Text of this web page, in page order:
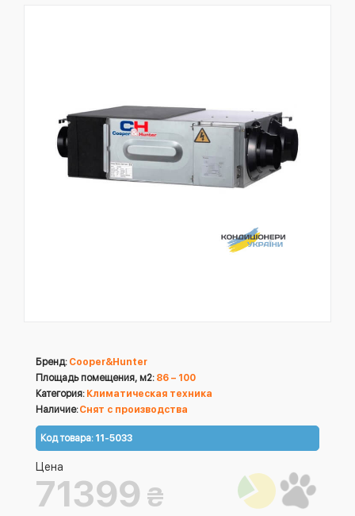
Бренд: Cooper&Hunter
Площадь помещения, м2: 86 – 100
Категория: Климатическая техника
Наличие:Снят с производства
Код товара: 11-5033
Цена
71399 ₴